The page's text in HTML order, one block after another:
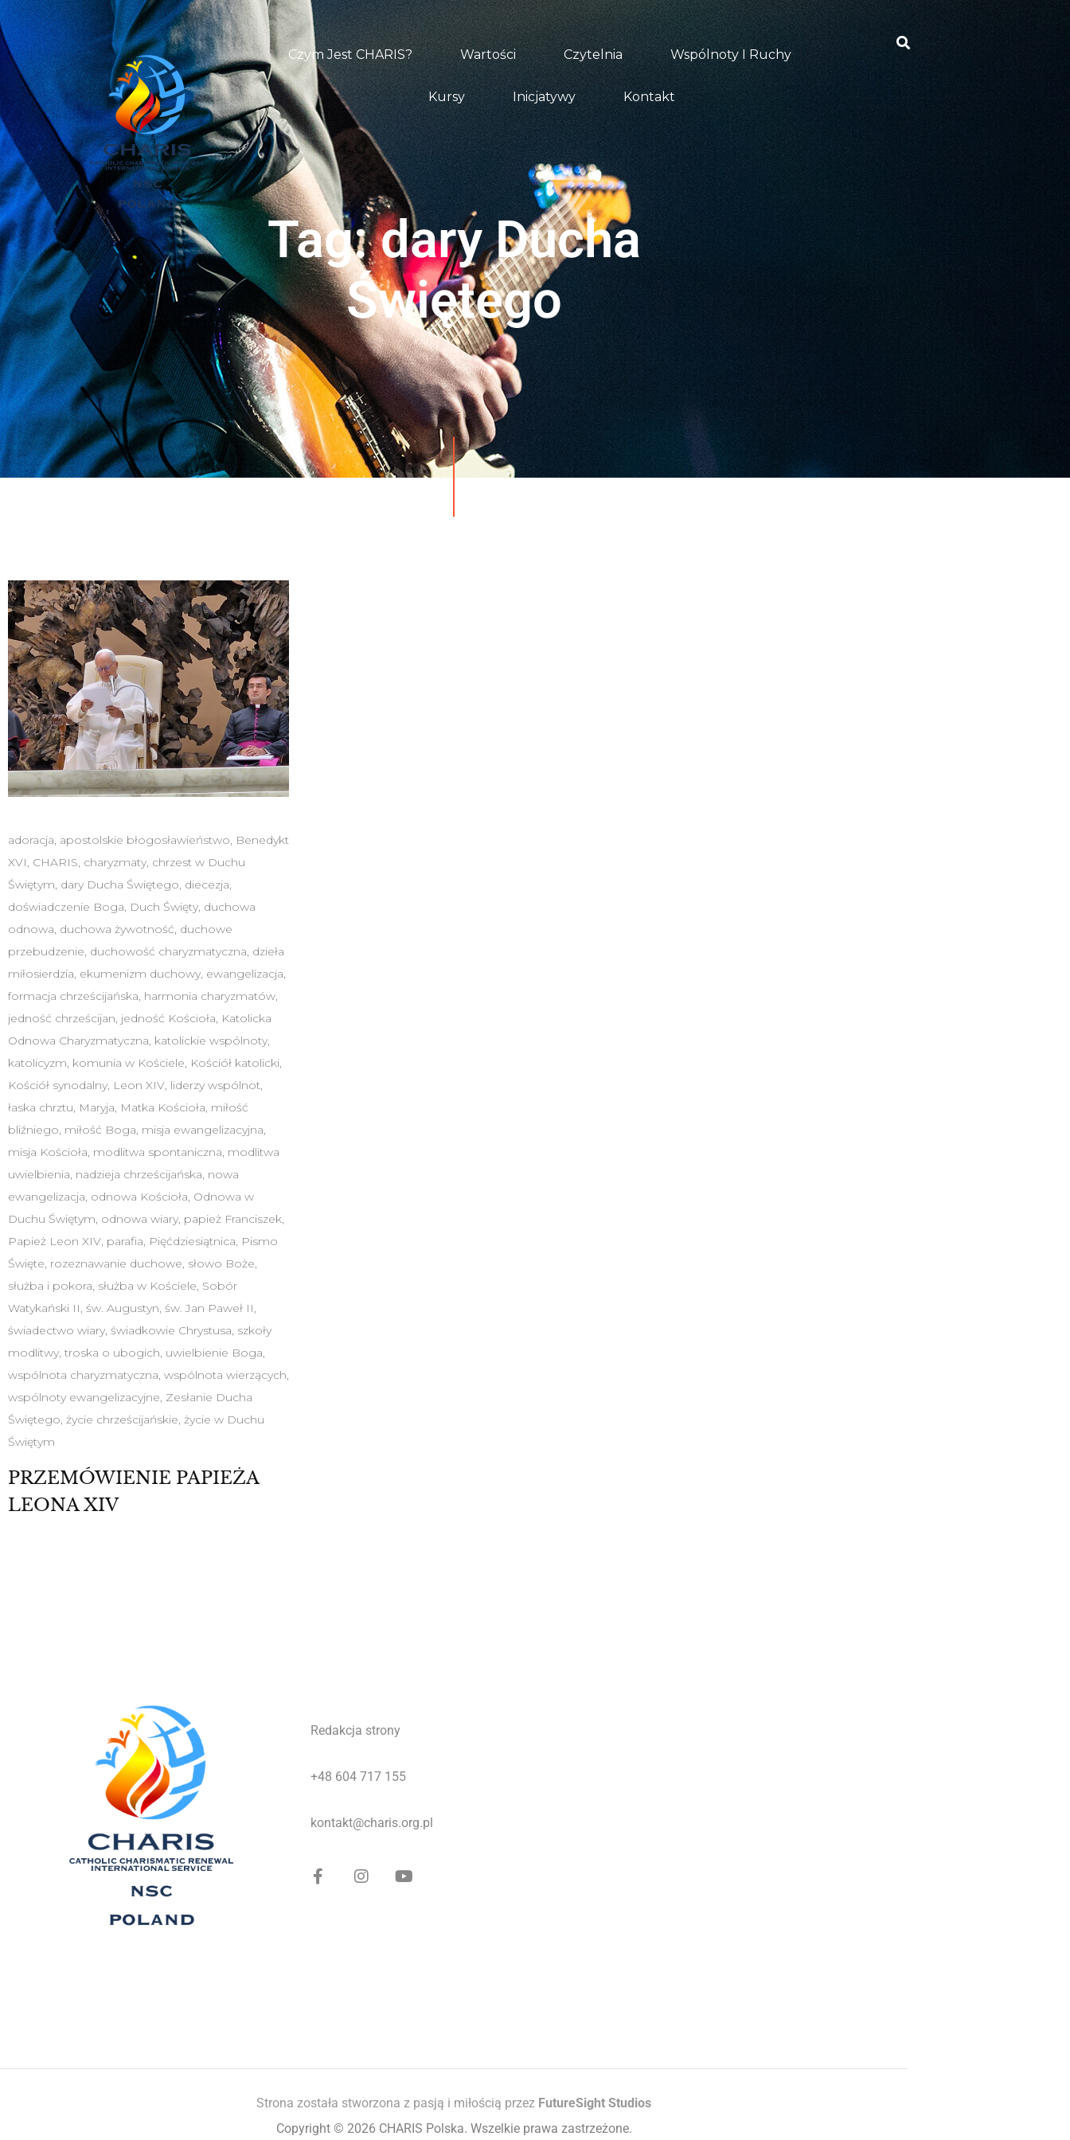
Czym Jest CHARIS? Wartości Czytelnia Wspólnoty I Ruchy
Kursy Inicjatywy Kontakt
Tag: dary Ducha
Świętego
adoracja, apostolskie błogosławieństwo, Benedykt
XVI, CHARIS, charyzmaty, chrzest w Duchu
Świętym, dary Ducha Świętego, diecezja,
doświadczenie Boga, Duch Święty, duchowa
odnowa, duchowa żywotność, duchowe
przebudzenie, duchowość charyzmatyczna, dzieła
miłosierdzia, ekumenizm duchowy, ewangelizacja,
formacja chrześcijańska, harmonia charyzmatów,
jedność chrześcijan, jedność Kościoła, Katolicka
Odnowa Charyzmatyczna, katolickie wspólnoty,
katolicyzm, komunia w Kościele, Kościół katolicki,
Kościół synodalny, Leon XIV, liderzy wspólnot,
łaska chrztu, Maryja, Matka Kościoła, miłość
bliźniego, miłość Boga, misja ewangelizacyjna,
misja Kościoła, modlitwa spontaniczna, modlitwa
uwielbienia, nadzieja chrześcijańska, nowa
ewangelizacja, odnowa Kościoła, Odnowa w
Duchu Świętym, odnowa wiary, papież Franciszek,
Papież Leon XIV, parafia, Pięćdziesiątnica, Pismo
Święte, rozeznawanie duchowe, słowo Boże,
służba i pokora, służba w Kościele, Sobór
Watykański II, św. Augustyn, św. Jan Paweł II,
świadectwo wiary, świadkowie Chrystusa, szkoły
modlitwy, troska o ubogich, uwielbienie Boga,
wspólnota charyzmatyczna, wspólnota wierzących,
wspólnoty ewangelizacyjne, Zesłanie Ducha
Świętego, życie chrześcijańskie, życie w Duchu
Świętym
PRZEMÓWIENIE PAPIEŻA
LEONA XIV
Redakcja strony
+48 604 717 155
kontakt@charis.org.pl
Strona została stworzona z pasją i miłością przez FutureSight Studios
Copyright © 2026 CHARIS Polska. Wszelkie prawa zastrzeżone.